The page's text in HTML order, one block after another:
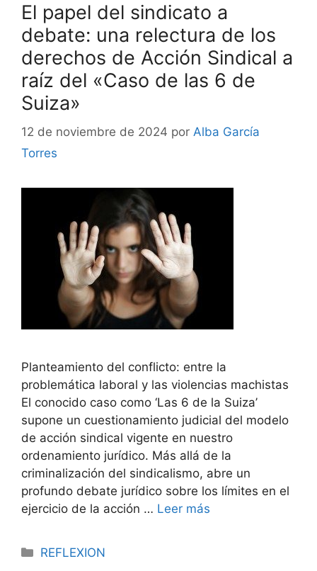
El papel del sindicato a
debate: una relectura de los
derechos de Acción Sindical a
raíz del «Caso de las 6 de
Suiza»
12 de noviembre de 2024 por Alba García
Torres
Planteamiento del conflicto: entre la
problemática laboral y las violencias machistas
El conocido caso como ‘Las 6 de la Suiza’
supone un cuestionamiento judicial del modelo
de acción sindical vigente en nuestro
ordenamiento jurídico. Más allá de la
criminalización del sindicalismo, abre un
profundo debate jurídico sobre los límites en el
ejercicio de la acción … Leer más
REFLEXION